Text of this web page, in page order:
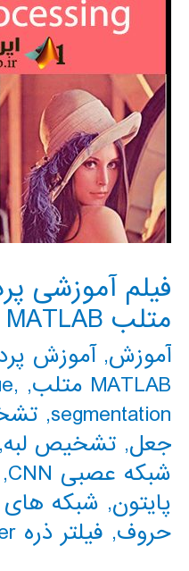
فیلم آموزشی
متلب MATLAB
آموزش,آموزش
MATLAB متلب
,
,
segmentation
,
جعل, تشخیص لبه,
شبکه عصبی CNN
,
پایتون, شبکه
حروف, فیلتر ذره particle filter